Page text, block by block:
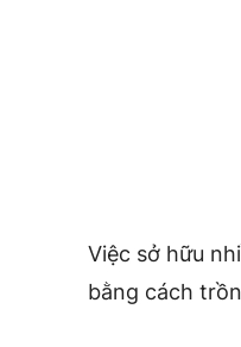
Việc sở hữu
bằng cách